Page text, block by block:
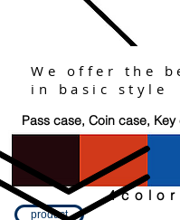
We offer the
in basic style
Pass case, Coin case,
product